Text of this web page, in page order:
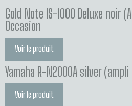
Gold Note IS-1000 Deluxe noir
Occasion
Voir le produit
Yamaha R-N2000A silver
Voir le produit